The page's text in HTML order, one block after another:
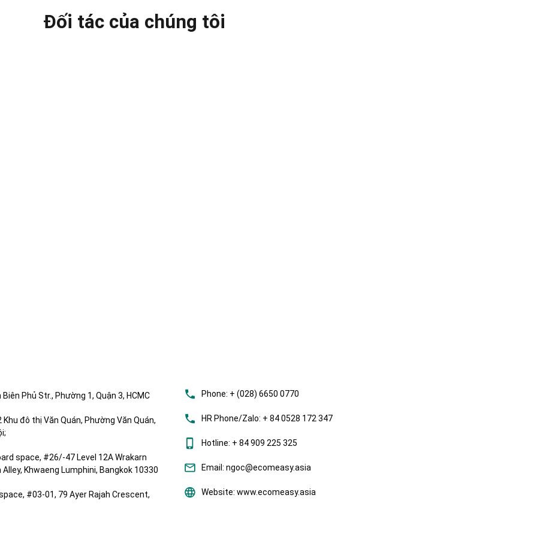
Đối tác của chúng tôi
Phủ Str., Phường 1, Quận 3, HCMC
đô thị Văn Quán, Phường Văn Quán,
space, #26/-47 Level 12A Wrakarn
Khwaeng Lumphini, Bangkok 10330
#03-01, 79 Ayer Rajah Crescent,
Phone: + (028) 6650 0770
HR Phone/Zalo: + 84 0528 172 347
Hotline: + 84 909 225 325
Email: ngoc@ecomeasy.asia
Website: www.ecomeasy.asia